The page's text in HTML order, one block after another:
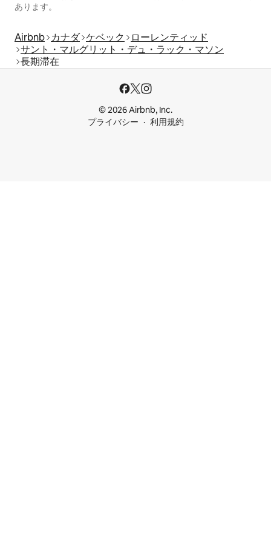
あります。
Airbnb カナダ ケベック
ローレンティッド
サント・マルグリット・デュ・ラック・マソン
長期滞在
© 2026 Airbnb, Inc.
プライバシー
利用規約